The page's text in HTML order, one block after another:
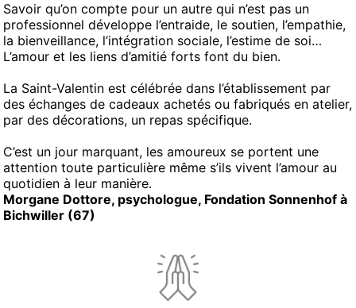
Savoir qu’on compte pour un autre qui n’est pas un
professionnel développe l’entraide, le soutien, l’empathie,
la bienveillance, l’intégration sociale, l’estime de soi…
L’amour et les liens d’amitié forts font du bien.
La Saint-Valentin est célébrée dans l’établissement par
des échanges de cadeaux achetés ou fabriqués en atelier,
par des décorations, un repas spécifique.
C’est un jour marquant, les amoureux se portent une
attention toute particulière même s’ils vivent l’amour au
quotidien à leur manière.
Morgane Dottore, psychologue, Fondation Sonnenhof à
Bichwiller (67)